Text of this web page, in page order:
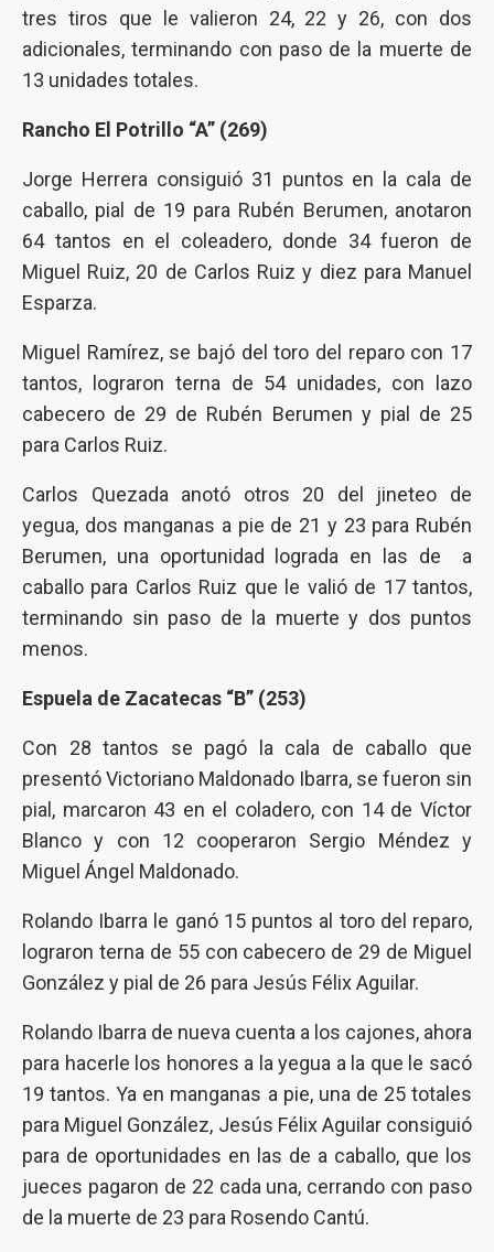
tres tiros que le valieron 24, 22 y 26, con dos
adicionales, terminando con paso de la muerte de
13 unidades totales.
Rancho El Potrillo “A” (269)
Jorge Herrera consiguió 31 puntos en la cala de
caballo, pial de 19 para Rubén Berumen, anotaron
64 tantos en el coleadero, donde 34 fueron de
Miguel Ruiz, 20 de Carlos Ruiz y diez para Manuel
Esparza.
Miguel Ramírez, se bajó del toro del reparo con 17
tantos, lograron terna de 54 unidades, con lazo
cabecero de 29 de Rubén Berumen y pial de 25
para Carlos Ruiz.
Carlos Quezada anotó otros 20 del jineteo de
yegua, dos manganas a pie de 21 y 23 para Rubén
Berumen, una oportunidad lograda en las de a
caballo para Carlos Ruiz que le valió de 17 tantos,
terminando sin paso de la muerte y dos puntos
menos.
Espuela de Zacatecas “B” (253)
Con 28 tantos se pagó la cala de caballo que
presentó Victoriano Maldonado Ibarra, se fueron sin
pial, marcaron 43 en el coladero, con 14 de Víctor
Blanco y con 12 cooperaron Sergio Méndez y
Miguel Ángel Maldonado.
Rolando Ibarra le ganó 15 puntos al toro del reparo,
lograron terna de 55 con cabecero de 29 de Miguel
González y pial de 26 para Jesús Félix Aguilar.
Rolando Ibarra de nueva cuenta a los cajones, ahora
para hacerle los honores a la yegua a la que le sacó
19 tantos. Ya en manganas a pie, una de 25 totales
para Miguel González, Jesús Félix Aguilar consiguió
para de oportunidades en las de a caballo, que los
jueces pagaron de 22 cada una, cerrando con paso
de la muerte de 23 para Rosendo Cantú.